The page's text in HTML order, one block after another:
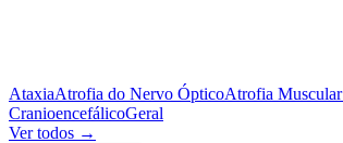
AtaxiaAtrofia do Nervo ÓpticoAtrofia
CranioencefálicoGeral
Ver todos →